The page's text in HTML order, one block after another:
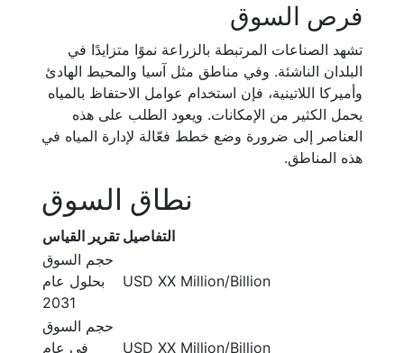
فرص السوق
تشهد الصناعات المرتبطة بالزراعة نموًا متزايدًا في
البلدان الناشئة. وفي مناطق مثل آسيا والمحيط الهادئ
وأميركا اللاتينية، فإن استخدام عوامل الاحتفاظ بالمياه
يحمل الكثير من الإمكانات. ويعود الطلب على هذه
العناصر إلى ضرورة وضع خطط فعّالة لإدارة المياه في
هذه المناطق.
نطاق السوق
تقرير القياس التفاصيل
حجم السوق
بحلول عام
2031
USD XX Million/Billion
حجم السوق
في عام
USD XX Million/Billion